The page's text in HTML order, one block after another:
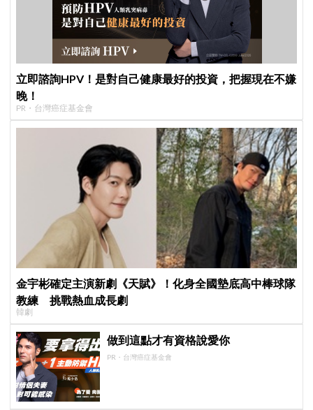
立即諮詢HPV！是對自己健康最好的投資，把握現在不嫌
晚！
PR・台灣癌症基金會
金宇彬確定主演新劇《天賦》！化身全國墊底高中棒球隊
教練 挑戰熱血成長劇
韓劇
做到這點才有資格說愛你
PR・台灣癌症基金會